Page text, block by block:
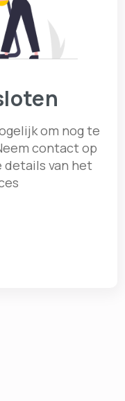
om nog te
contact op
details van het